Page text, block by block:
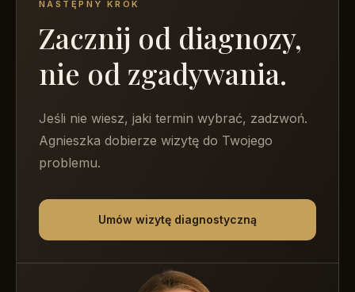
NASTĘPNY KROK
Zacznij od diagnozy,
nie od zgadywania.
Jeśli nie wiesz, jaki termin wybrać, zadzwoń.
Agnieszka dobierze wizytę do Twojego
problemu.
Umów wizytę diagnostyczną